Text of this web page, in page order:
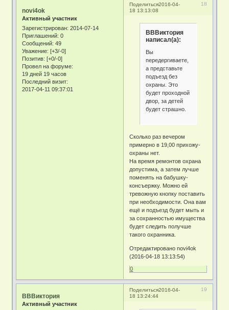
Поделиться 18
2016-04-
18 13:13:08
novi4ok
Активный участник
Зарегистрирован: 2014-07-14
Приглашений: 0
Сообщений: 49
Уважение: [+3/-0]
Позитив: [+0/-0]
Провел на форуме:
19 дней 19 часов
Последний визит:
2017-04-11 09:37:01
ВВВиктория
написал(а):
Вы
передергиваете,
а представьте
подъезд без
охраны. Это
будет проходной
двор, за детей
будет страшно.
Сколько раз вечером
примерно в 19,00 прихожу-
охраны нет.
На время ремонтов охрана
допустима, а затем лучше
поменять на бабушку-
консъержку. Можно ей
тревожную кнопку поставить
при необходимости. Она вам
ещё и подъезд будет мыть и
за сохранностью имущества
будет следить получше
такого охранника.
Отредактировано novi4ok
(2016-04-18 13:13:54)
0
Поделиться 19
2016-04-
18 13:24:44
ВВВиктория
Активный участник